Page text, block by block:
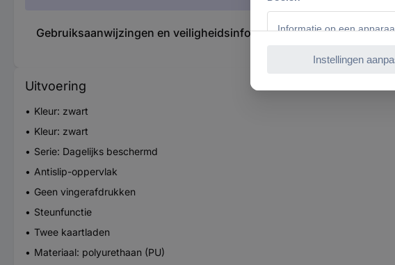
Gebruiksaanwijzingen en veiligheidsinformatie 3765908 Hama
Uitvoering
Kleur: zwart
Kleur: zwart
Serie: Dagelijks beschermd
Antislip-oppervlak
Geen vingerafdrukken
Steunfunctie
Twee kaartladen
Materiaal: polyurethaan (PU)